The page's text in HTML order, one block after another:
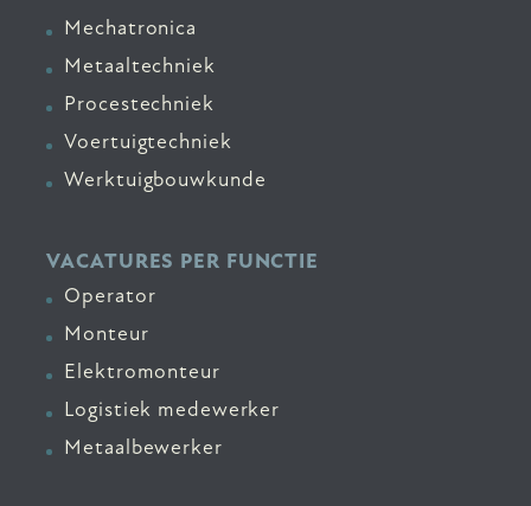
Mechatronica
Metaaltechniek
Procestechniek
Voertuigtechniek
Werktuigbouwkunde
VACATURES PER FUNCTIE
Operator
Monteur
Elektromonteur
Logistiek medewerker
Metaalbewerker